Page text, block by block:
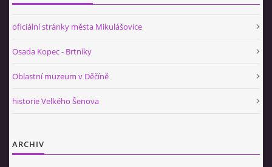
oficiální stránky města Mikulášovice
Osada Kopec - Brtníky
Oblastní muzeum v Děčíně
historie Velkého Šenova
ARCHIV